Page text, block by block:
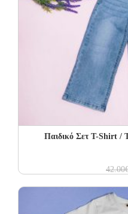
Παιδικό Σετ Τ-Shirt /
42.00